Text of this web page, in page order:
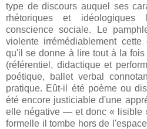
type de discours auquel ses
rhétoriques et
conscience sociale. Le
violente irrémédiablement
qu'il se donne à lire tout à la
(référentiel, didactique et
poétique, ballet verbal
pratique. Eût-il été poème ou
été encore justiciable d'une
elle négative — et donc « lisible
formelle il tombe hors de